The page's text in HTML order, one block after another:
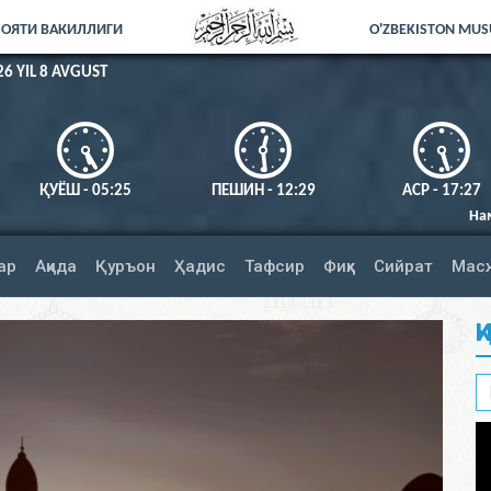
ВАКИЛЛИГИ O'ZBEKISTON
YIL 8 AVGUST
ҚУЁШ - 05:25 ПЕШИН - 12:29
АСР - 17:27
Намозни тўлиқ
Ақида Қуръон Ҳадис Тафсир Фиқҳ Сийрат